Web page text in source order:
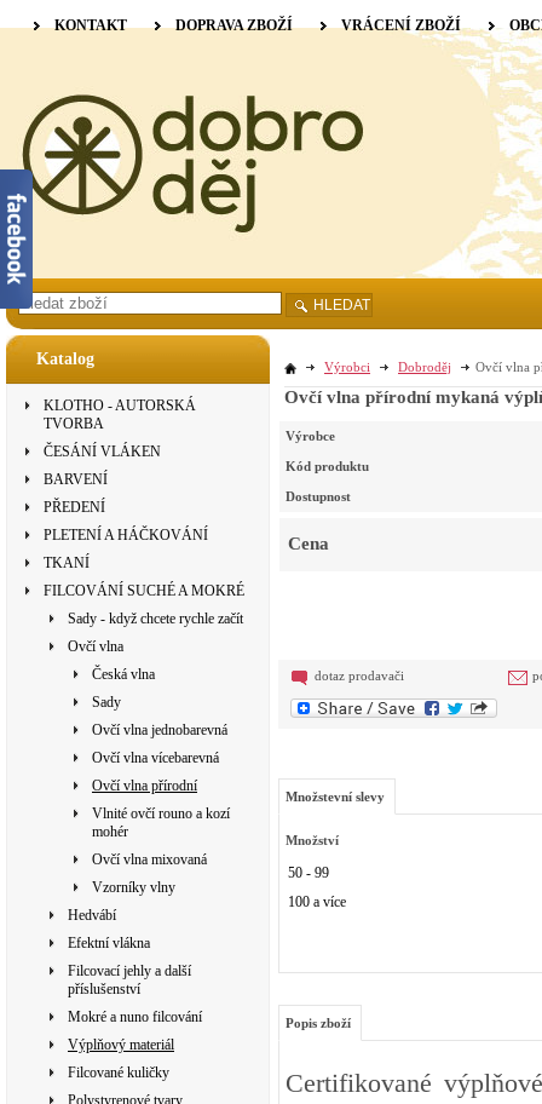
Katalog
KLOTHO - AUTORSKÁ
TVORBA
ČESÁNÍ VLÁKEN
BARVENÍ
PŘEDENÍ
PLETENÍ A HÁČKOVÁNÍ
TKANÍ
FILCOVÁNÍ SUCHÉ A MOKRÉ
Sady - když chcete rychle začít
Ovčí vlna
Česká vlna
Sady
Ovčí vlna jednobarevná
Ovčí vlna vícebarevná
Ovčí vlna přírodní
Vlnité ovčí rouno a kozí
mohér
Ovčí vlna mixovaná
Vzorníky vlny
Hedvábí
Efektní vlákna
Filcovací jehly a další
příslušenství
Mokré a nuno filcování
Výplňový materiál
Filcované kuličky
Polystyrenové tvary
Výrobci Dobroděj Ovčí vlna
Ovčí vlna přírodní mykaná
Výrobce
Kód produktu
Dostupnost
Cena
dotaz prodavači
Množstevní slevy
Množství
50 - 99
100 a více
Popis zboží
Certifikované
KONTAKT DOPRAVA ZBOŽÍ VRÁCENÍ ZBOŽÍ
HLEDAT